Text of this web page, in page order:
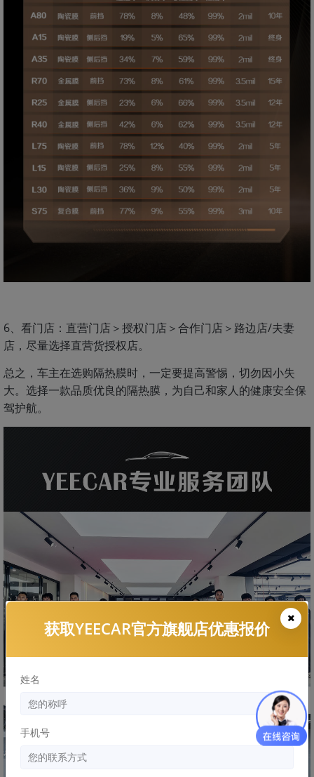
6、看门店：直营门店＞授权门店＞合作门店＞路边店/夫妻
店，尽量选择直营货授权店。
总之，车主在选购隔热膜时，一定要提高警惕，切勿因小失
大。选择一款品质优良的隔热膜，为自己和家人的健康安全保
驾护航。
获取YEECAR官方旗舰店优惠报价
姓名
手机号